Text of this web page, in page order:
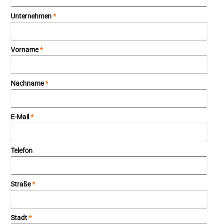
Unternehmen*
Vorname*
Nachname*
E-Mail*
Telefon
Straße*
Stadt*